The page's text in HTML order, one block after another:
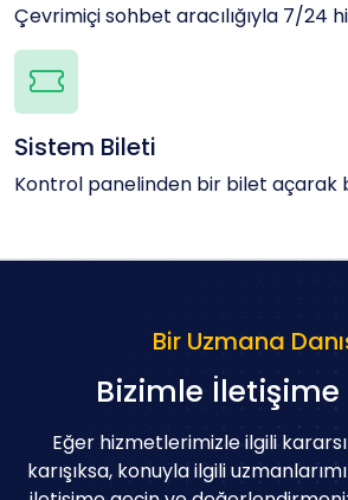
Çevrimiçi sohbet aracılığıyla 7/24
Sistem Bileti
Kontrol panelinden bir bilet açarak
Bir Uzmana
Bizimle İletişime
Eğer hizmetlerimizle ilgili
karışıksa, konuyla ilgili